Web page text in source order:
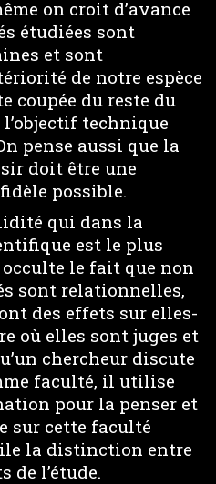
on croit d’avance
étudiées sont
et sont
de notre espèce
coupée du reste du
technique
pense aussi que la
doit être une
possible.
qui dans la
est le plus
le fait que non
sont relationnelles,
des effets sur elles-
où elles sont juges et
chercheur discute
faculté, il utilise
pour la penser et
sur cette faculté
la distinction entre
de l’étude.